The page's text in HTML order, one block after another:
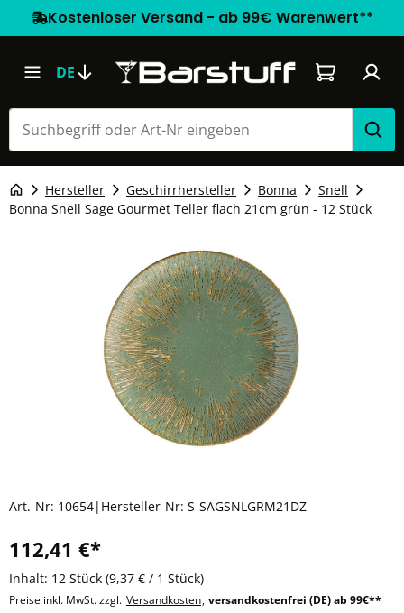
Kostenloser Versand - ab 99€ Warenwert**
DE Warenkorb
Hersteller Geschirrhersteller Bonna
Snell
Bonna Snell Sage Gourmet Teller flach 21cm grün - 12 Stück
Art.-Nr: 10654| Hersteller-Nr: S-SAGSNLGRM21DZ
112,41 €*
Inhalt: 12 Stück (9,37 € / 1 Stück)
Preise inkl. MwSt. zzgl. Versandkosten, versandkostenfrei (DE) ab 99€**